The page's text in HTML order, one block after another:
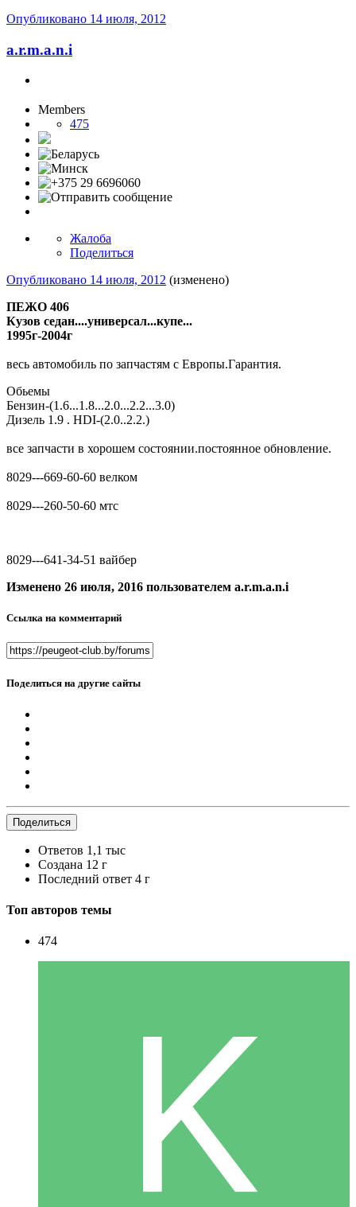
Опубликовано 14 июля, 2012
a.r.m.a.n.i
Members
475
Жалоба
Поделиться
Опубликовано 14 июля, 2012 (изменено)
ПЕЖО 406
Кузов седан....универсал...купе...
1995г-2004г
весь автомобиль по запчастям с Европы.Гарантия.
Обьемы
Бензин-(1.6...1.8...2.0...2.2...3.0)
Дизель 1.9 . HDI-(2.0..2.2.)
все запчасти в хорошем состоянии.постоянное обновление.
8029---669-60-60 велком
8029---260-50-60 мтс
8029---641-34-51 вайбер
Изменено 26 июля, 2016 пользователем a.r.m.a.n.i
Ссылка на комментарий
Поделиться на другие сайты
Поделиться
Ответов 1,1 тыс
Создана 12 г
Последний ответ 4 г
Топ авторов темы
474